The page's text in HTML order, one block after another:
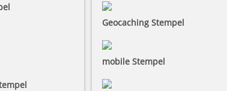
Geocaching Stempel
mobile Stempel